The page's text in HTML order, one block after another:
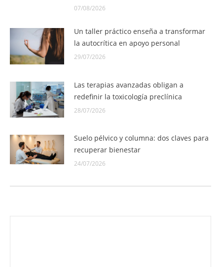
07/08/2026
Un taller práctico enseña a transformar
la autocrítica en apoyo personal
29/07/2026
Las terapias avanzadas obligan a
redefinir la toxicología preclínica
28/07/2026
Suelo pélvico y columna: dos claves para
recuperar bienestar
24/07/2026